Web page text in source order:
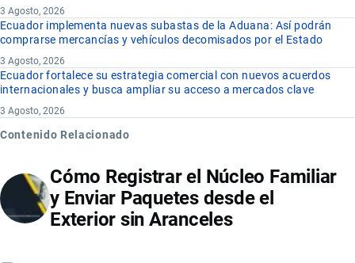
3 Agosto, 2026
Ecuador implementa nuevas subastas de la Aduana: Así podrán
comprarse mercancías y vehículos decomisados por el Estado
3 Agosto, 2026
Ecuador fortalece su estrategia comercial con nuevos acuerdos
internacionales y busca ampliar su acceso a mercados clave
3 Agosto, 2026
Contenido Relacionado
Cómo Registrar el Núcleo Familiar
y Enviar Paquetes desde el
Exterior sin Aranceles